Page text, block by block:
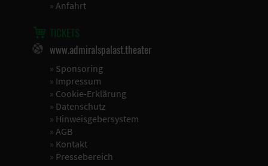
» Anfahrt
TICKETS
www.admiralspalast.theater
» Sponsoring
» Impressum
» Cookie-Erklärung
» Datenschutz
» Hinweisgebersystem
» AGB
» Kontakt
» Pressebereich